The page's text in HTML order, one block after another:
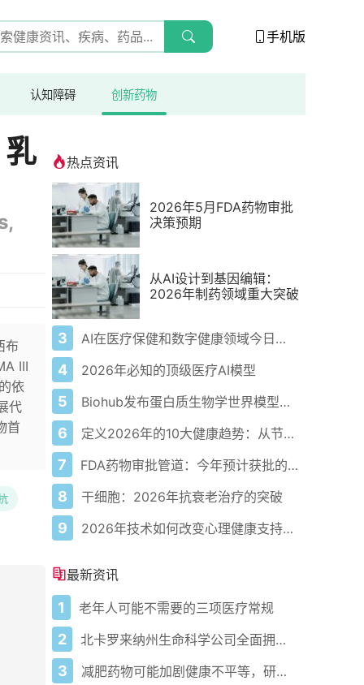
手机版
认知障碍 创新药物
布
III
依
代
首
热点资讯
2026年5月FDA药物审批
决策预期
从AI设计到基因编辑：
2026年制药领域重大突破
3 AI在医疗保健和数字健康领域今日动态——2026年5月4日
4 2026年必知的顶级医疗AI模型
5 Biohub发布蛋白质生物学世界模型以应对疾病
6 定义2026年的10大健康趋势：从节律健康到冷热交替疗法
7 FDA药物审批管道：今年预计获批的关键新疗法
8 干细胞：2026年抗衰老治疗的突破
9 2026年技术如何改变心理健康支持的获取方式
最新资讯
1 老年人可能不需要的三项医疗常规
2 北卡罗来纳州生命科学公司全面拥抱人工智能的多领域应用
3 减肥药物可能加剧健康不平等，研究人员警告